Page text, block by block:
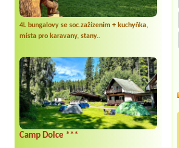
4L bungalovy se soc.zažízením + kuchyňka,
místa pro karavany, stany..
Camp Dolce ***